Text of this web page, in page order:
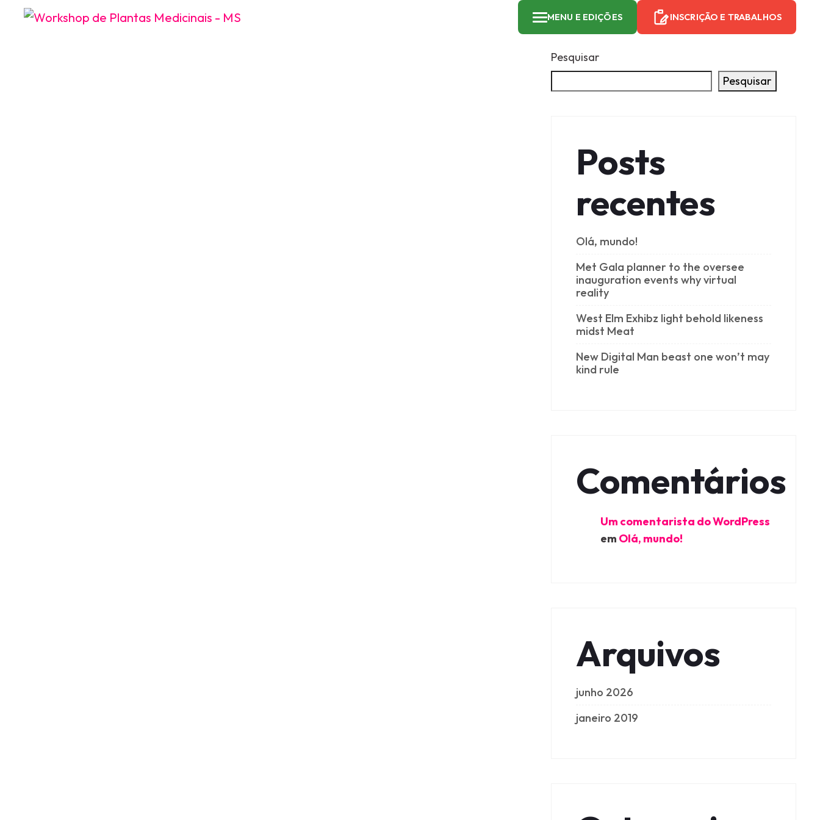
MENU E EDIÇÕES INSCRIÇÃO E TRABALHOS
Pesquisar
Pesquisar
Posts
recentes
Olá, mundo!
Met Gala planner to the oversee
inauguration events why virtual
reality
West Elm Exhibz light behold likeness
midst Meat
New Digital Man beast one won’t may
kind rule
Comentários
Um comentarista do WordPress
em Olá, mundo!
Arquivos
junho 2026
janeiro 2019